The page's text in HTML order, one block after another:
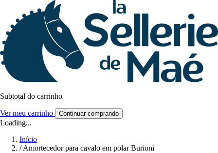
Subtotal do carrinho
Ver meu carrinho Continuar comprando
Loading...
Início
/ Amortecedor para cavalo em polar Burioni